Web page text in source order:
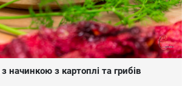
начинкою з картоплі та грибів